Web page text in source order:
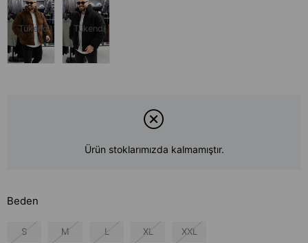
Tükendi Tükendi
Ürün stoklarımızda kalmamıştır.
Beden
S M L XL XXL